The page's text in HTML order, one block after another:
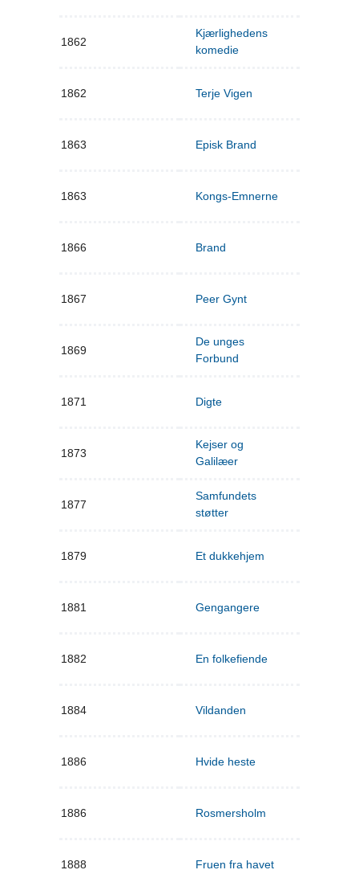
1862
Kjærlighedens
komedie
1862 Terje Vigen
1863 Episk Brand
1863 Kongs-Emnerne
1866 Brand
1867 Peer Gynt
1869
De unges
Forbund
1871 Digte
1873
Kejser og
Galilæer
1877
Samfundets
støtter
1879 Et dukkehjem
1881 Gengangere
1882 En folkefiende
1884 Vildanden
1886 Hvide heste
1886 Rosmersholm
1888 Fruen fra havet